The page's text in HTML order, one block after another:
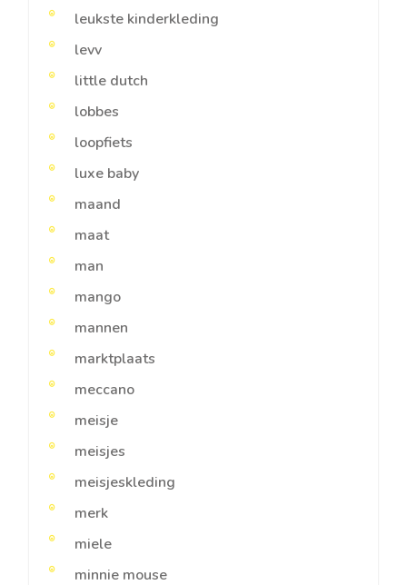
leukste kinderkleding
levv
little dutch
lobbes
loopfiets
luxe baby
maand
maat
man
mango
mannen
marktplaats
meccano
meisje
meisjes
meisjeskleding
merk
miele
minnie mouse